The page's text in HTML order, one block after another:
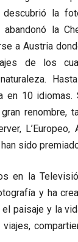
la
la
a Austria
de los
10 idiomas.
renombre,
L’Europeo,
sido
en la
y ha
paisaje y la